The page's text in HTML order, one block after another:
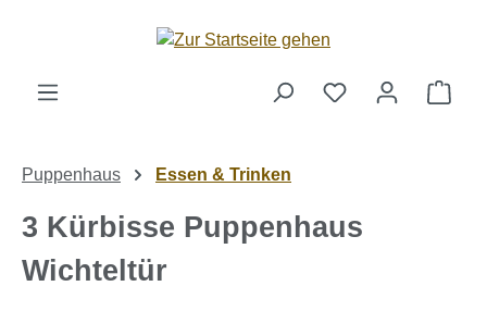
Zum Hauptinhalt springen
Puppenhaus Essen & Trinken
3 Kürbisse Puppenhaus
Wichteltür